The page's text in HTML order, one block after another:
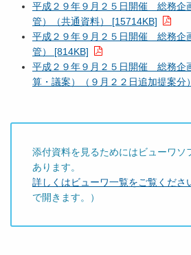
平成２９年９月２５日開催 総務
管）（共通資料） [15714KB]
平成２９年９月２５日開催 総務
管） [814KB]
平成２９年９月２５日開催 総務
算・議案）（９月２２日追加提案分
添付資料を見るためにはビューワソ
あります。
詳しくはビューワ一覧をご覧くださ
で開きます。）